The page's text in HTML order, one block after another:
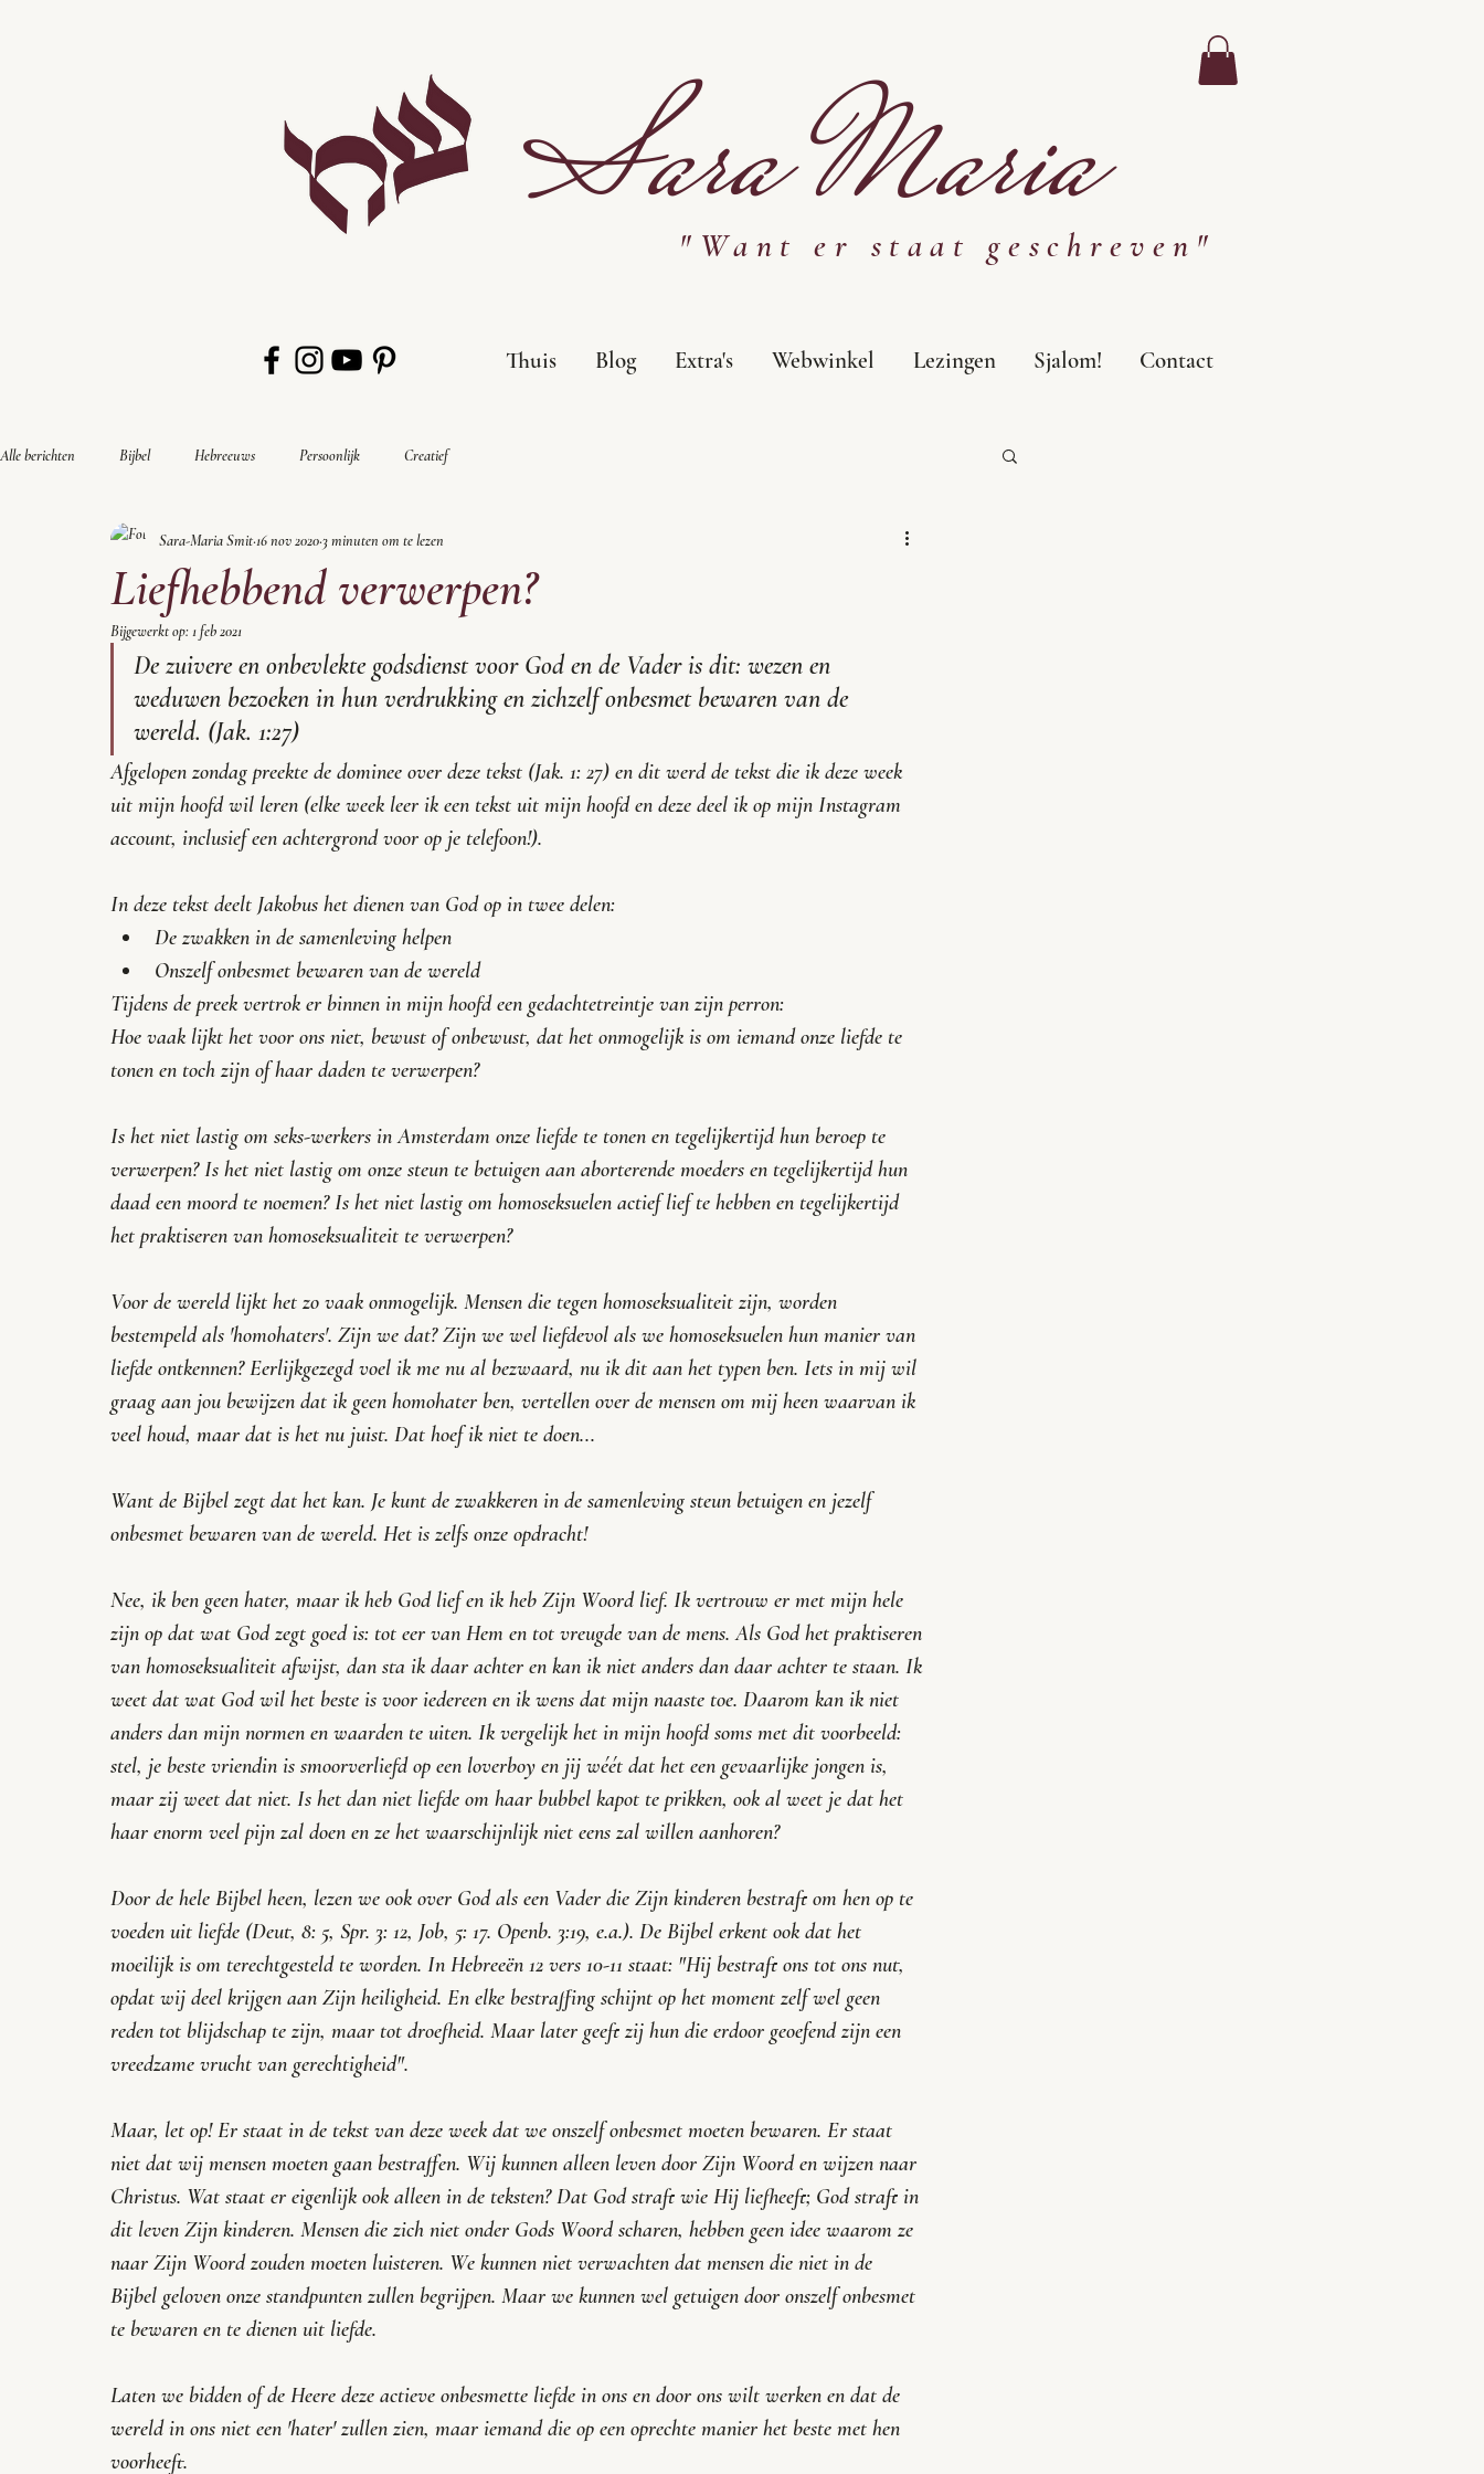
Sara Maria
"Want er staat geschreven"
Thuis Blog Extra's Webwinkel Lezingen Sjalom! Contact
Alle berichten Bijbel Hebreeuws Persoonlijk Creatief
Liefhebbend verwerpen?
Sara-Maria Smit16 nov 20203 minuten om te lezen
Bijgewerkt op:1 feb 2021
De zuivere en onbevlekte godsdienst voor God en de Vader is dit: wezen en
weduwen bezoeken in hun verdrukking en zichzelf onbesmet bewaren van de
wereld. (Jak. 1:27)
Afgelopen zondag preekte de dominee over deze tekst (Jak. 1: 27) en dit werd de tekst die ik deze week
uit mijn hoofd wil leren (elke week leer ik een tekst uit mijn hoofd en deze deel ik op mijn Instagram
account, inclusief een achtergrond voor op je telefoon!).
In deze tekst deelt Jakobus het dienen van God op in twee delen:
De zwakken in de samenleving helpen
Onszelf onbesmet bewaren van de wereld
Tijdens de preek vertrok er binnen in mijn hoofd een gedachtetreintje van zijn perron:
Hoe vaak lijkt het voor ons niet, bewust of onbewust, dat het onmogelijk is om iemand onze liefde te
tonen en toch zijn of haar daden te verwerpen?
Is het niet lastig om seks-werkers in Amsterdam onze liefde te tonen en tegelijkertijd hun beroep te
verwerpen? Is het niet lastig om onze steun te betuigen aan aborterende moeders en tegelijkertijd hun
daad een moord te noemen? Is het niet lastig om homoseksuelen actief lief te hebben en tegelijkertijd
het praktiseren van homoseksualiteit te verwerpen?
Voor de wereld lijkt het zo vaak onmogelijk. Mensen die tegen homoseksualiteit zijn, worden
bestempeld als 'homohaters'. Zijn we dat? Zijn we wel liefdevol als we homoseksuelen hun manier van
liefde ontkennen? Eerlijkgezegd voel ik me nu al bezwaard, nu ik dit aan het typen ben. Iets in mij wil
graag aan jou bewijzen dat ik geen homohater ben, vertellen over de mensen om mij heen waarvan ik
veel houd, maar dat is het nu juist. Dat hoef ik niet te doen...
Want de Bijbel zegt dat het kan. Je kunt de zwakkeren in de samenleving steun betuigen en jezelf
onbesmet bewaren van de wereld. Het is zelfs onze opdracht!
Nee, ik ben geen hater, maar ik heb God lief en ik heb Zijn Woord lief. Ik vertrouw er met mijn hele
zijn op dat wat God zegt goed is: tot eer van Hem en tot vreugde van de mens. Als God het praktiseren
van homoseksualiteit afwijst, dan sta ik daar achter en kan ik niet anders dan daar achter te staan. Ik
weet dat wat God wil het beste is voor iedereen en ik wens dat mijn naaste toe. Daarom kan ik niet
anders dan mijn normen en waarden te uiten. Ik vergelijk het in mijn hoofd soms met dit voorbeeld:
stel, je beste vriendin is smoorverliefd op een loverboy en jij wéét dat het een gevaarlijke jongen is,
maar zij weet dat niet. Is het dan niet liefde om haar bubbel kapot te prikken, ook al weet je dat het
haar enorm veel pijn zal doen en ze het waarschijnlijk niet eens zal willen aanhoren?
Door de hele Bijbel heen, lezen we ook over God als een Vader die Zijn kinderen bestraft om hen op te
voeden uit liefde (Deut, 8: 5, Spr. 3: 12, Job, 5: 17. Openb. 3:19, e.a.). De Bijbel erkent ook dat het
moeilijk is om terechtgesteld te worden. In Hebreeën 12 vers 10-11 staat: "Hij bestraft ons tot ons nut,
opdat wij deel krijgen aan Zijn heiligheid. En elke bestraffing schijnt op het moment zelf wel geen
reden tot blijdschap te zijn, maar tot droefheid. Maar later geeft zij hun die erdoor geoefend zijn een
vreedzame vrucht van gerechtigheid".
Maar, let op! Er staat in de tekst van deze week dat we onszelf onbesmet moeten bewaren. Er staat
niet dat wij mensen moeten gaan bestraffen. Wij kunnen alleen leven door Zijn Woord en wijzen naar
Christus. Wat staat er eigenlijk ook alleen in de teksten? Dat God straft wie Hij liefheeft; God straft in
dit leven Zijn kinderen. Mensen die zich niet onder Gods Woord scharen, hebben geen idee waarom ze
naar Zijn Woord zouden moeten luisteren. We kunnen niet verwachten dat mensen die niet in de
Bijbel geloven onze standpunten zullen begrijpen. Maar we kunnen wel getuigen door onszelf onbesmet
te bewaren en te dienen uit liefde.
Laten we bidden of de Heere deze actieve onbesmette liefde in ons en door ons wilt werken en dat de
wereld in ons niet een 'hater' zullen zien, maar iemand die op een oprechte manier het beste met hen
voorheeft.